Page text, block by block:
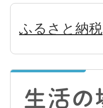
ふるさと納税